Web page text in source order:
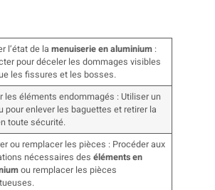
l’état de lamenuiserie en aluminium :
pour déceler les dommages visibles
les fissures et les bosses.
les éléments endommagés : Utiliser un
pour enlever les baguettes et retirer la
toute sécurité.
ou remplacer les pièces : Procéder aux
nécessaires deséléments en
ou remplacer les pièces